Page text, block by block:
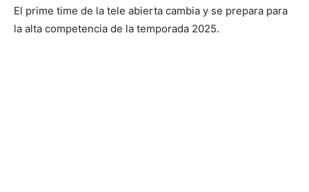
El prime time de la tele abierta cambia y se prepara para
la alta competencia de la temporada 2025.